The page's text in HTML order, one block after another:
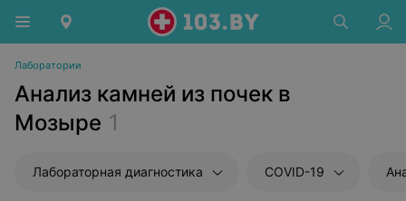
Лаборатории
Анализ камней из почек в
Мозыре 1
Лабораторная диагностика COVID-19